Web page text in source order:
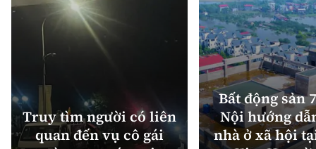
Truy tìm người có liên
quan đến vụ cô gái
Bất động sản
Nội hướng
nhà ở xã hội